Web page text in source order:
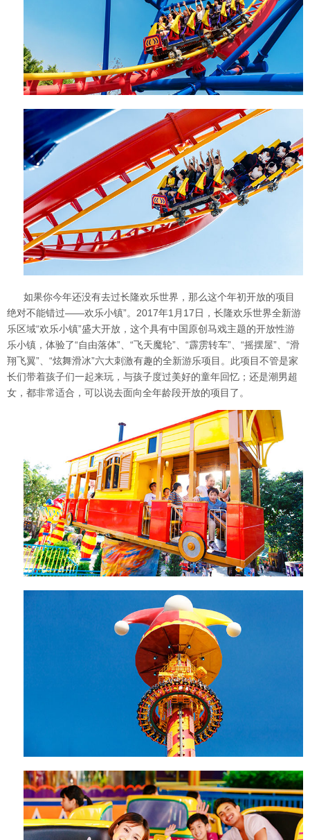
如果你今年还没有去过长隆欢乐世界，那么这个年初开放的项目
绝对不能错过——欢乐小镇”。 2017年1月17日，长隆欢乐世界全新游
乐区域“欢乐小镇”盛大开放，这个具有中国原创马戏主题的开放性游
乐小镇，体验了“自由落体”、“飞天魔轮”、“霹雳转车”、“摇摆屋”、“滑
翔飞翼”、“炫舞滑冰”六大刺激有趣的全新游乐项目。此项目不管是家
长们带着孩子们一起来玩，与孩子度过美好的童年回忆；还是潮男超
女，都非常适合，可以说去面向全年龄段开放的项目了。